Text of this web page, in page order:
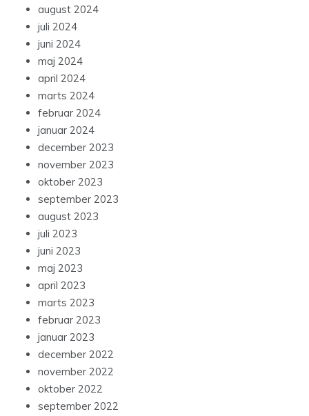
august 2024
juli 2024
juni 2024
maj 2024
april 2024
marts 2024
februar 2024
januar 2024
december 2023
november 2023
oktober 2023
september 2023
august 2023
juli 2023
juni 2023
maj 2023
april 2023
marts 2023
februar 2023
januar 2023
december 2022
november 2022
oktober 2022
september 2022